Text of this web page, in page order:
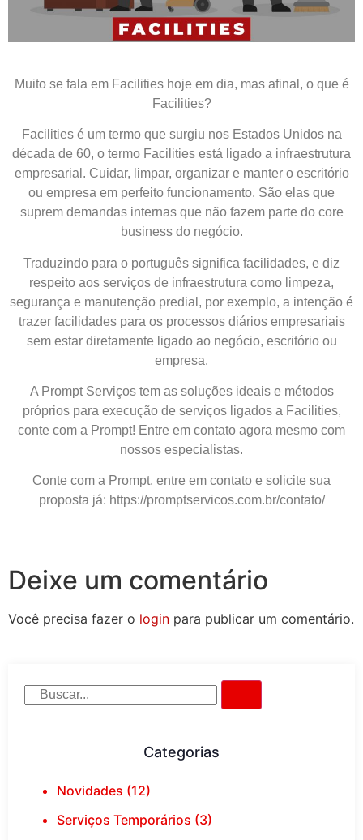
Muito se fala em Facilities hoje em dia, mas afinal, o que é
Facilities?
Facilities é um termo que surgiu nos Estados Unidos na
década de 60, o termo Facilities está ligado a infraestrutura
empresarial. Cuidar, limpar, organizar e manter o escritório
ou empresa em perfeito funcionamento. São elas que
suprem demandas internas que não fazem parte do core
business do negócio.
Traduzindo para o português significa facilidades, e diz
respeito aos serviços de infraestrutura como limpeza,
segurança e manutenção predial, por exemplo, a intenção é
trazer facilidades para os processos diários empresariais
sem estar diretamente ligado ao negócio, escritório ou
empresa.
A Prompt Serviços tem as soluções ideais e métodos
próprios para execução de serviços ligados a Facilities,
conte com a Prompt! Entre em contato agora mesmo com
nossos especialistas.
Conte com a Prompt, entre em contato e solicite sua
proposta já: https://promptservicos.com.br/contato/
Deixe um comentário
Você precisa fazer o login para publicar um comentário.
Categorias
Novidades (12)
Serviços Temporários (3)